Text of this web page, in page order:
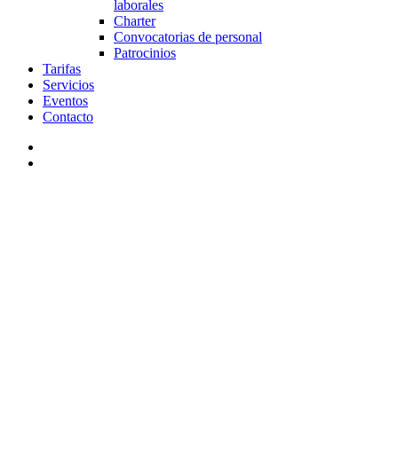
laborales
Charter
Convocatorias de personal
Patrocinios
Tarifas
Servicios
Eventos
Contacto